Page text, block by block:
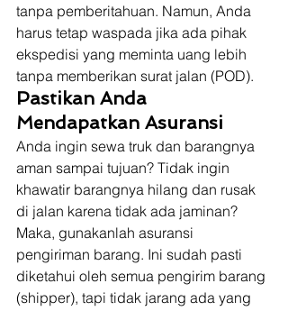
tanpa pemberitahuan. Namun, Anda
harus tetap waspada jika ada pihak
ekspedisi yang meminta uang lebih
tanpa memberikan surat jalan (POD).
Pastikan Anda
Mendapatkan Asuransi
Anda ingin sewa truk dan barangnya
aman sampai tujuan? Tidak ingin
khawatir barangnya hilang dan rusak
di jalan karena tidak ada jaminan?
Maka, gunakanlah asuransi
pengiriman barang. Ini sudah pasti
diketahui oleh semua pengirim barang
(shipper), tapi tidak jarang ada yang